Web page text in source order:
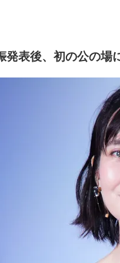
発表後、初の公の場